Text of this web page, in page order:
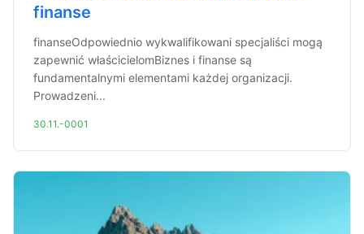
finanse
finanseOdpowiednio wykwalifikowani specjaliści mogą
zapewnić właścicielomBiznes i finanse są
fundamentalnymi elementami każdej organizacji.
Prowadzeni...
30.11.-0001